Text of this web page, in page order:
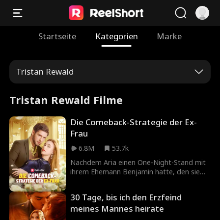
Startseite Kategorien Marke
Tristan Rewald
Tristan Rewald Filme
Die Comeback-Strategie der Ex-
Frau
6.8M
53.7k
Nachdem Aria einen One-Night-Stand mit
ihrem Ehemann Benjamin hatte, den sie
einfach davonzulaufen, wird durch den
neuen Auftrag ihres Designstudios
30 Tage, bis ich den Erzfeind
meines Mannes heirate